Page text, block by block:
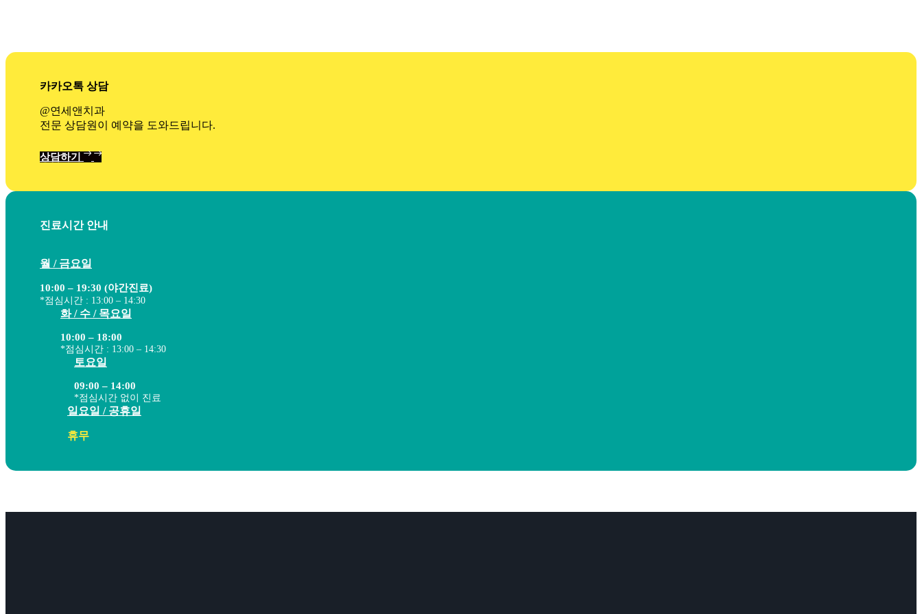
카카오톡 상담
@연세앤치과
전문 상담원이 예약을 도와드립니다.
상담하기
진료시간 안내
월 / 금요일
10:00 – 19:30 (야간진료)
*점심시간 : 13:00 – 14:30
화 / 수 / 목요일
10:00 – 18:00
*점심시간 : 13:00 – 14:30
토요일
09:00 – 14:00
*점심시간 없이 진료
일요일 / 공휴일
휴무